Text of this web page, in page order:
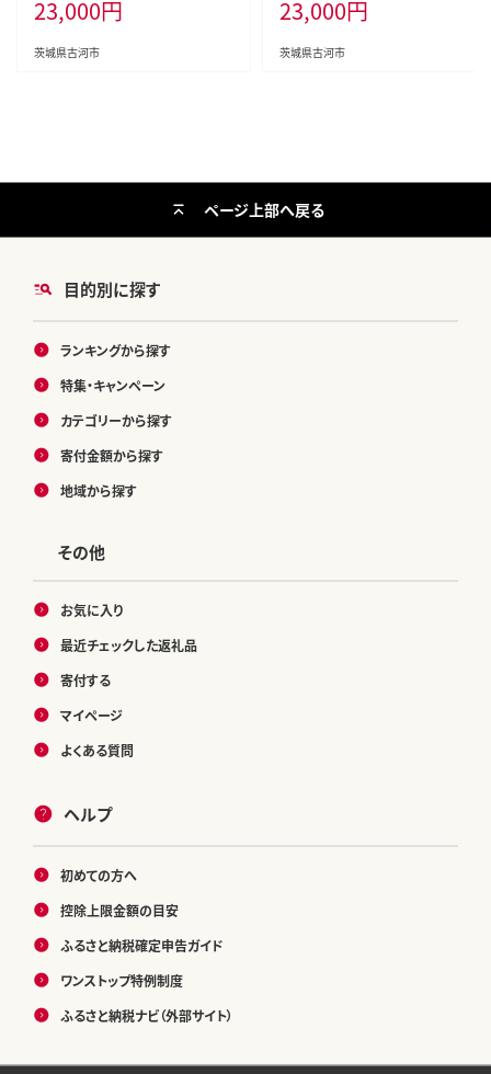
用品 キッチン用品 日本製 おしゃれ
かわいい 紅茶 茶 アイスティー ギ
フト_BD05
23,000円
茨城県古河市
品 日本製 おしゃれ かわいい_BE3
23,000円
茨城県古河市
目的別に探す
ランキングから探す
特集・キャンペーン
カテゴリーから探す
寄付金額から探す
地域から探す
その他
お気に入り
最近チェックした返礼品
寄付する
マイページ
よくある質問
ヘルプ
初めての方へ
控除上限金額の目安
ふるさと納税確定申告ガイド
ワンストップ特例制度
ふるさと納税ナビ（外部サイト）
ページ上部へ戻る